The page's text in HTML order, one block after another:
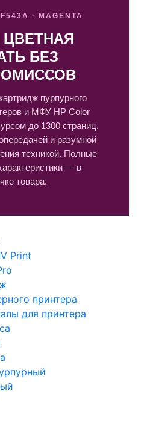
· MAGENTA
ЦВЕТНАЯ
БЕЗ
пурпурного
и МФУ HP Color
до 1300 страниц,
и разумной
техникой. Полные
— в
товара.
Print
принтера
для принтера